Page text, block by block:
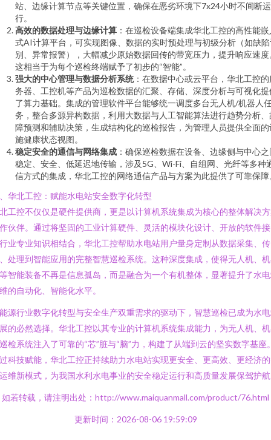
站、边缘计算节点等关键位置，确保在恶劣环境下7x24小时不间断运
行。
高效的数据处理与边缘计算 ：在巡检设备端集成华北工控的高性能
式AI计算平台，可实现图像、数据的实时预处理与初级分析（如缺
别、异常报警），大幅减少原始数据回传的带宽压力，提升响应速度
这相当于为每个巡检终端赋予了初步的“智能”。
强大的中心管理与数据分析系统：在数据中心或云平台，华北工控的
务器、工控机等产品为巡检数据的汇聚、存储、深度分析与可视化提
了算力基础。集成的管理软件平台能够统一调度多台无人机/机器人
务，整合多源异构数据，利用大数据与人工智能算法进行趋势分析、
障预测和辅助决策，生成结构化的巡检报告，为管理人员提供全面的
施健康状态视图。
稳定安全的通信与网络集成 ：确保巡检数据在设备、边缘侧与中心
稳定、安全、低延迟地传输，涉及5G、Wi-Fi、自组网、光纤等多种
信方式的集成，华北工控的网络通信产品与方案为此提供了可靠保障
华北工控：赋能水电站安全数字化转型
工控不仅仅是硬件提供商，更是以计算机系统集成为核心的整体解决
伙伴。通过将坚固的工业计算硬件、灵活的模块化设计、开放的软件
业专业知识相结合，华北工控帮助水电站用户量身定制从数据采集、传
处理到智能应用的完整智慧巡检系统。这种深度集成，使得无人机、
智能装备不再是信息孤岛，而是融合为一个有机整体，显著提升了水
的自动化、智能化水平。
源行业数字化转型与安全生产双重需求的驱动下，智慧巡检已成为水
的必然选择。华北工控以其专业的计算机系统集成能力，为无人机、
检系统注入了可靠的“芯”脏与“脑”力，构建了从端到云的坚实数字基座
科技赋能，华北工控正持续助力水电站实现更安全、更高效、更经济
维新模式，为我国水利水电事业的安全稳定运行和高质量发展保驾护
如若转载，请注明出处：http://www.maiquanmall.com/product/76.html
更新时间：2026-08-06 19:59:09